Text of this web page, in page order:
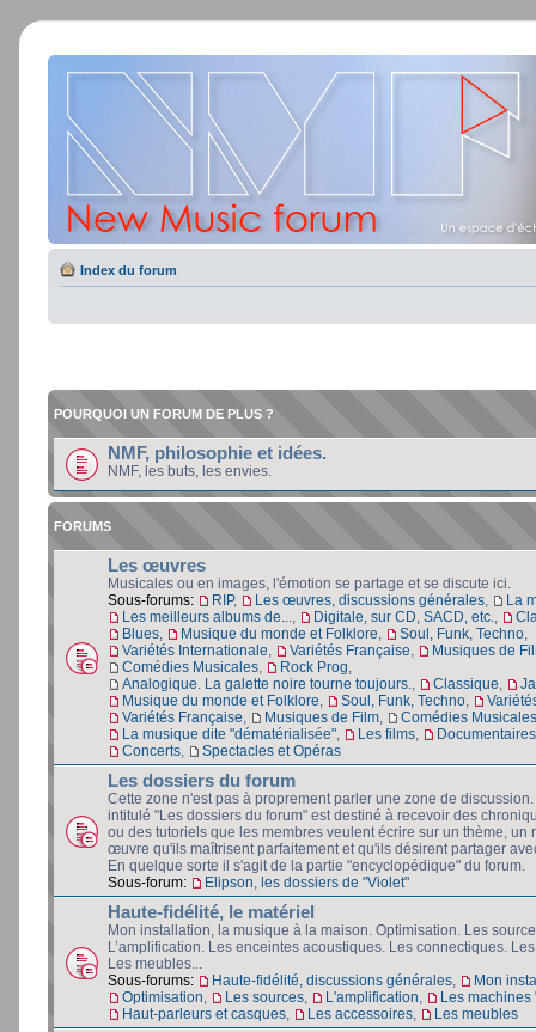
Index du forum
POURQUOI UN FORUM DE PLUS ?
NMF, philosophie et idées.
NMF, les buts, les envies.
FORUMS
Les œuvres
Musicales ou en images, l'émotion se partage et se discute ici.
Sous-forums:
RIP, Les œuvres, discussions générales
La
Les meilleurs albums de...
Digitale, sur CD, SACD, etc.
Blues
Musique du monde et Folklore Soul, Funk, Techno
Variétés Internationale
Variétés Française
Musiques de
Comédies Musicales
Rock Prog
Analogique. La galette noire tourne toujours.
Classique
Musique du monde et Folklore
Soul, Funk, Techno
Variétés Française
Musiques de Film
Comédies Musicales
La musique dite "dématérialisée"
Les films
Concerts
Spectacles et Opéras
Les dossiers du forum
Cette zone n'est pas à proprement parler une zone de
intitulé "Les dossiers du forum" est destiné à recevoir des
ou des tutoriels que les membres veulent écrire sur un thème, un
œuvre qu'ils maîtrisent parfaitement et qu'ils désirent partager
En quelque sorte il s'agit de la partie "encyclopédique" du forum.
Sous-forum:
Elipson, les dossiers de "Violet"
Haute-fidélité, le matériel
Mon installation, la musique à la maison. Optimisation. Les
L’amplification. Les enceintes acoustiques. Les connectiques.
Les meubles...
Sous-forums:
Haute-fidélité, discussions générales
Mon
Optimisation
Les sources L'amplification
Les machines
Haut-parleurs et casques
Les accessoires Les meubles